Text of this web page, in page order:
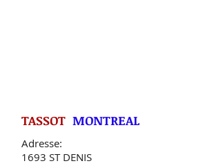
TASSOT MONTREAL
Adresse:
1693 ST DENIS